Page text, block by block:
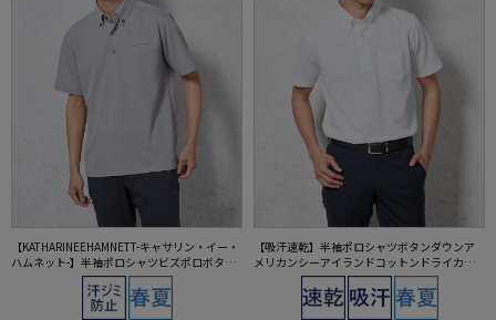
【KATHARINEEHAMNETT-キャサリン・イー・
ハムネット-】半袖ポロシャツビズポロボタン
ダウン無地春夏
【吸汗速乾】半袖ポロシャツボタンダウンア
メリカンシーアイランドコットンドライカジ
ュアルインナー無地春夏